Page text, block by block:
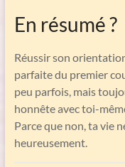
En résumé ?
Réussir son
parfaite du premier
peu parfois, mais
honnête avec toi-
Parce que non, ta vie
heureusement.